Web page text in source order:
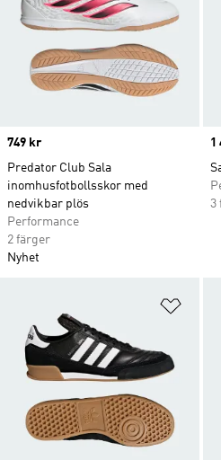
Price
749 kr
Predator Club Sala
inomhusfotbollsskor med
nedvikbar plös
Performance
2 färger
Nyhet
1
3